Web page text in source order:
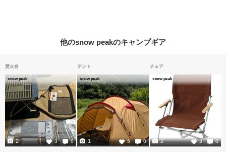
他のsnow peakのキャンプギア
焚火台
snow peak
3 0
2
テント
snow peak
5 0
1
チェア
snow peak
3 0
2